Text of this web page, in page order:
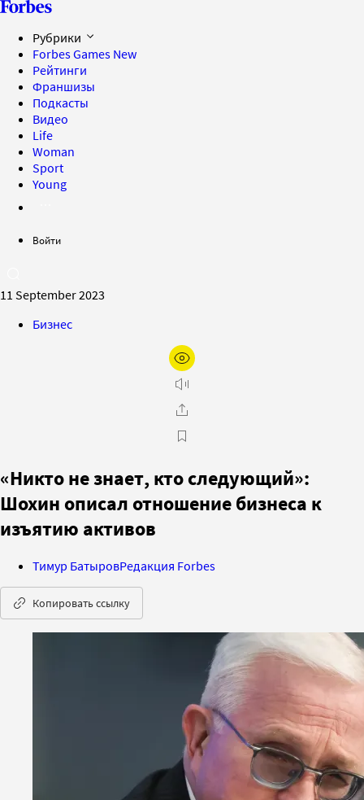
Рубрики
Forbes Games New
Рейтинги
Франшизы
Подкасты
Видео
Life
Woman
Sport
Young
Войти
11 September 2023
Бизнес
«Никто не знает, кто следующий»:
Шохин описал отношение бизнеса к
изъятию активов
Тимур БатыровРедакция Forbes
Копировать ссылку